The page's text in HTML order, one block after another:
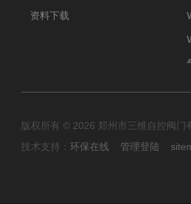
资料下载
版权所有 © 2026 郑州市三维自控阀
技术支持： 环保在线 管理登陆